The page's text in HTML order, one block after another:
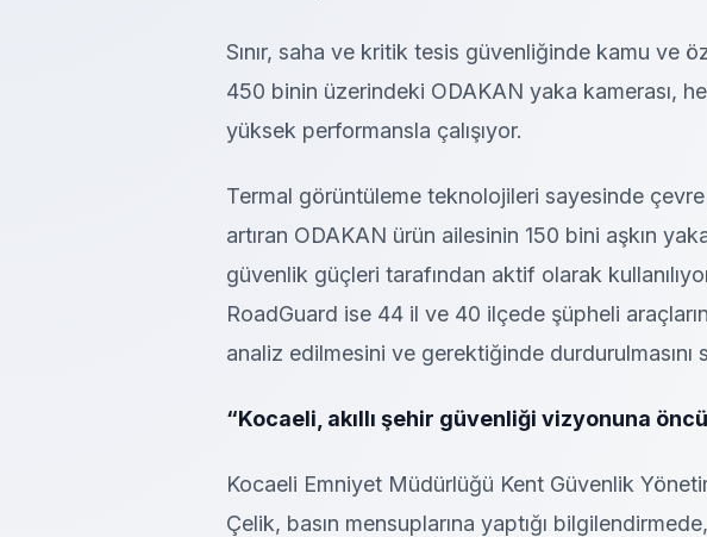
Sınır, saha ve kritik tesis güvenliğinde kamu ve
450 binin üzerindeki ODAKAN yaka kamerası,
yüksek performansla çalışıyor.
Termal görüntüleme teknolojileri sayesinde çevre
artıran ODAKAN ürün ailesinin 150 bini aşkın
güvenlik güçleri tarafından aktif olarak
RoadGuard ise 44 il ve 40 ilçede şüpheli
analiz edilmesini ve gerektiğinde durdurulmasını
“Kocaeli, akıllı şehir güvenliği vizyonuna
Kocaeli Emniyet Müdürlüğü Kent Güvenlik
Çelik, basın mensuplarına yaptığı